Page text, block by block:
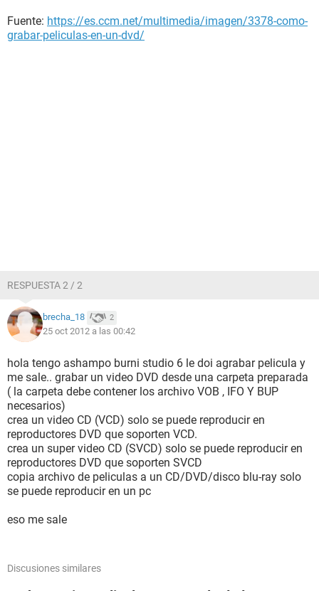
Fuente: https://es.ccm.net/multimedia/imagen/3378-como-
grabar-peliculas-en-un-dvd/
RESPUESTA 2 / 2
brecha_18 2
25 oct 2012 a las 00:42
hola tengo ashampo burni studio 6 le doi agrabar pelicula y
me sale.. grabar un video DVD desde una carpeta preparada
( la carpeta debe contener los archivo VOB , IFO Y BUP
necesarios)
crea un video CD (VCD) solo se puede reproducir en
reproductores DVD que soporten VCD.
crea un super video CD (SVCD) solo se puede reproducir en
reproductores DVD que soporten SVCD
copia archivo de peliculas a un CD/DVD/disco blu-ray solo
se puede reproducir en un pc
eso me sale
Discusiones similares